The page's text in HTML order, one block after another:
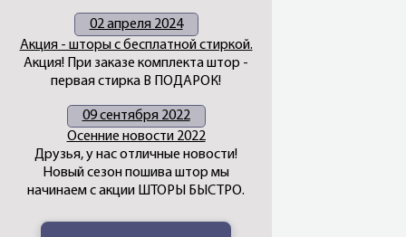
02 апреля 2024
Акция - шторы с бесплатной стиркой.
Акция! При заказе комплекта штор -
первая стирка В ПОДАРОК!
09 сентября 2022
Осенние новости 2022
Друзья, у нас отличные новости!
Новый сезон пошива штор мы
начинаем с акции ШТОРЫ БЫСТРО.